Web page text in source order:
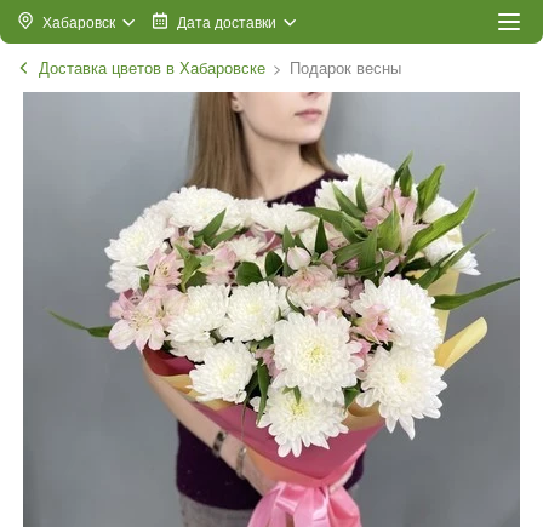
Хабаровск Дата доставки
Доставка цветов в Хабаровске Подарок весны